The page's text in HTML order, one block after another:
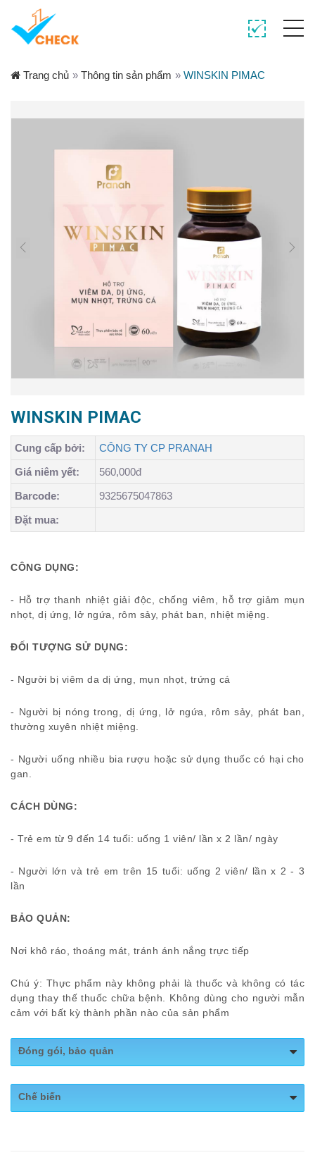
Trang chủ » Thông tin sản phẩm » WINSKIN PIMAC
WINSKIN PIMAC
Cung cấp bởi:
CÔNG TY CP PRANAH
Giá niêm yết:
560,000đ
Barcode:
9325675047863
Đặt mua:
CÔNG DỤNG:
- Hỗ trợ thanh nhiệt giải độc, chống viêm, hỗ trợ giảm mụn
nhọt, dị ứng, lở ngứa, rôm sảy, phát ban, nhiệt miệng.
ĐỐI TƯỢNG SỬ DỤNG:
- Người bị viêm da dị ứng, mụn nhọt, trứng cá
- Người bị nóng trong, dị ứng, lở ngứa, rôm sảy, phát ban,
thường xuyên nhiệt miệng.
- Người uống nhiều bia rượu hoặc sử dụng thuốc có hại cho
gan.
CÁCH DÙNG:
- Trẻ em từ 9 đến 14 tuổi: uống 1 viên/ lần x 2 lần/ ngày
- Người lớn và trẻ em trên 15 tuổi: uống 2 viên/ lần x 2 - 3
lần
BẢO QUẢN:
Nơi khô ráo, thoáng mát, tránh ánh nắng trực tiếp
Chú ý: Thực phẩm này không phải là thuốc và không có tác
dụng thay thế thuốc chữa bệnh. Không dùng cho người mẫn
cảm với bất kỳ thành phần nào của sản phẩm
Đóng gói, bảo quản
THỜI HẠN SỬ DỤNG:
Chế biến